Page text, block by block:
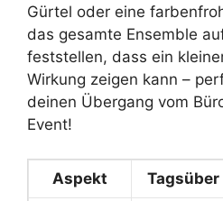
Gürtel oder eine
das gesamte Ensemble
feststellen, dass ein
Wirkung zeigen kann –
deinen Übergang vom
Event!
Aspekt Tagsüber